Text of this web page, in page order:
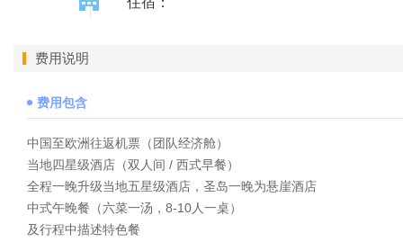
费用说明
费用包含
中国至欧洲往返机票（团队经济舱）
当地四星级酒店（双人间 / 西式早餐）
全程一晚升级当地五星级酒店，圣岛一晚为悬崖酒店
中式午晚餐（六菜一汤，8-10人一桌）
及行程中描述特色餐